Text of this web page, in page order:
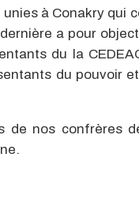
à Conakry qui
a pour
du la
du pouvoir
de nos confrères